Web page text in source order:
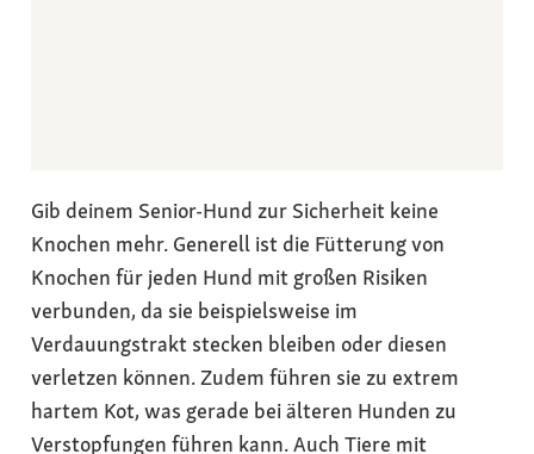
Gib deinem Senior-Hund zur Sicherheit keine
Knochen mehr. Generell ist die Fütterung von
Knochen für jeden Hund mit großen Risiken
verbunden, da sie beispielsweise im
Verdauungstrakt stecken bleiben oder diesen
verletzen können. Zudem führen sie zu extrem
hartem Kot, was gerade bei älteren Hunden zu
Verstopfungen führen kann. Auch Tiere mit